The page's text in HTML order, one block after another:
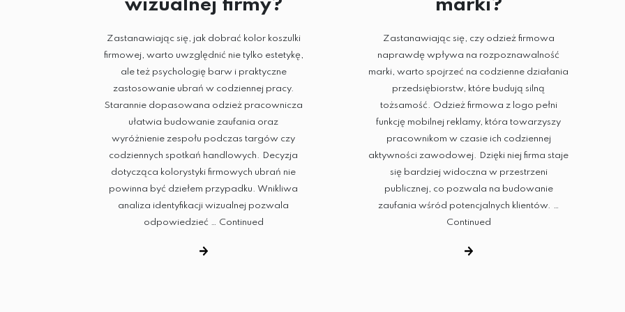
wizualnej firmy?
Zastanawiając się, jak dobrać kolor koszulki
firmowej, warto uwzględnić nie tylko estetykę,
ale też psychologię barw i praktyczne
zastosowanie ubrań w codziennej pracy.
Starannie dopasowana odzież pracownicza
ułatwia budowanie zaufania oraz
wyróżnienie zespołu podczas targów czy
codziennych spotkań handlowych. Decyzja
dotycząca kolorystyki firmowych ubrań nie
powinna być dziełem przypadku. Wnikliwa
analiza identyfikacji wizualnej pozwala
odpowiedzieć … Continued
marki?
Zastanawiając się, czy odzież firmowa
naprawdę wpływa na rozpoznawalność
marki, warto spojrzeć na codzienne działania
przedsiębiorstw, które budują silną
tożsamość. Odzież firmowa z logo pełni
funkcję mobilnej reklamy, która towarzyszy
pracownikom w czasie ich codziennej
aktywności zawodowej. Dzięki niej firma staje
się bardziej widoczna w przestrzeni
publicznej, co pozwala na budowanie
zaufania wśród potencjalnych klientów. …
Continued